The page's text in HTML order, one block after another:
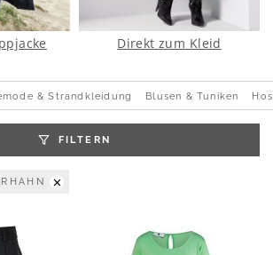
Direkt zum Kleid
& Strandkleidung Blusen & Tuniken
FILTERN